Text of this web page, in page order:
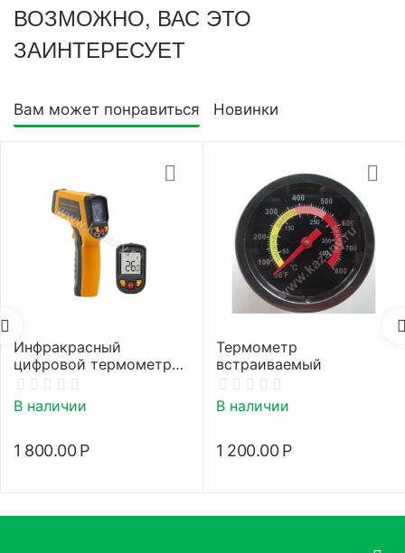
ВОЗМОЖНО, ВАС ЭТО
ЗАИНТЕРЕСУЕТ
Вам может понравиться Новинки
Инфракрасный
цифровой термометр
(пирометр)
В наличии
1 800.00 Р
Термометр
встраиваемый
В наличии
1 200.00 Р